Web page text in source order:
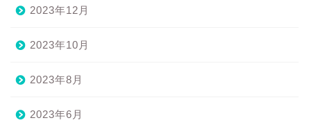
2023年12月
2023年10月
2023年8月
2023年6月